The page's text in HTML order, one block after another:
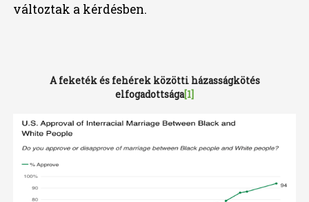
változtak a kérdésben.
A feketék és fehérek közötti házasságkötés
elfogadottsága[1]